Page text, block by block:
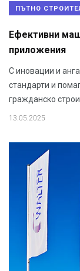
ПЪТНО
Ефективни
приложения
С иновации и
стандарти и
гражданско
13.05.2025